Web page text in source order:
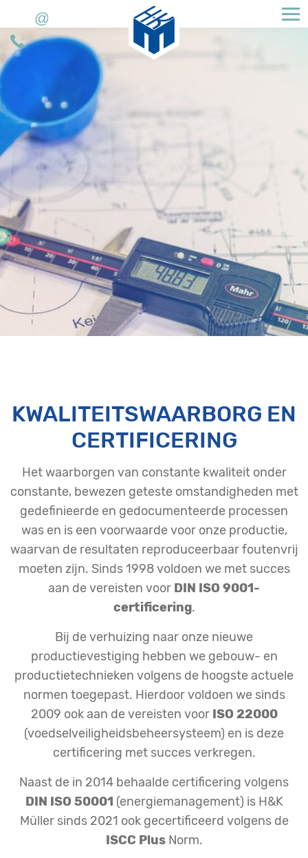
H&K Müller GmbH & Co. KG
KWALITEITSWAARBORG EN
CERTIFICERING
Het waarborgen van constante kwaliteit onder
constante, bewezen geteste omstandigheden met
gedefinieerde en gedocumenteerde processen
was en is een voorwaarde voor onze productie,
waarvan de resultaten reproduceerbaar foutenvrij
moeten zijn. Sinds 1998 voldoen we met succes
aan de vereisten voor DIN ISO 9001-
certificering.
Bij de verhuizing naar onze nieuwe
productievestiging hebben we gebouw- en
productietechnieken volgens de hoogste actuele
normen toegepast. Hierdoor voldoen we sinds
2009 ook aan de vereisten voor ISO 22000
(voedselveiligheidsbeheersysteem) en is deze
certificering met succes verkregen.
Naast de in 2014 behaalde certificering volgens
DIN ISO 50001 (energiemanagement) is H&K
Müller sinds 2021 ook gecertificeerd volgens de
ISCC PlusNorm.
Telefoonnummer
E-
mail